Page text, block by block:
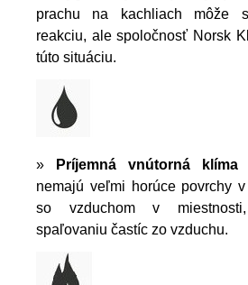
prachu na kachliach môže
reakciu, ale spoločnosť Norsk
túto situáciu.
» Príjemná vnútorná klíma
nemajú veľmi horúce povrchy
so vzduchom v
spaľovaniu častíc zo vzduchu.